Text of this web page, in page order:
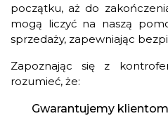
początku, aż do
mogą liczyć na naszą
sprzedaży, zapewniając
Zapoznając się z
rozumieć, że:
Gwarantujemy